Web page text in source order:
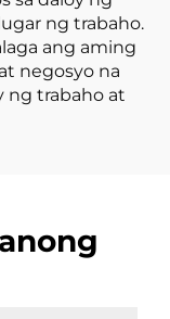
ng trabaho.
ang aming
negosyo na
ng trabaho at